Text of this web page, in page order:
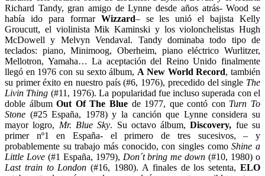
Richard Tandy, gran amigo de Lynne desde años atrás- Wood se
había ido para formarWizzard– se les unió el bajista Kelly
Groucutt, el violinista Mik Kaminski y los violonchelistas Hugh
McDowell y Melvyn Vendaval. Tandy dominaba todo tipo de
teclados: piano, Minimoog, Oberheim, piano eléctrico Wurlitzer,
Mellotron, Yamaha… La aceptación del Reino Unido finalmente
llegó en 1976 con su sexto álbum, A New World Record, también
su primer éxito en nuestro país (#6, 1976), precedido del single The
Livin Thing (#11, 1976). La popularidad fue incluso superada con el
doble álbumOut Of The Bluede 1977, que contó con Turn To
Stone (#25 España, 1978) y la canción que Lynne considera su
mayor logro, Mr. Blue Sky. Su octavo álbum,Discovery, fue su
primer nº1 en España- el primero de tres sucesivos, – y
probablemente su trabajo más conocido, con singles comoShine a
Little Love(#1 España, 1979), Don´t bring me down (#10, 1980) o
Last train to London (#16, 1980). A finales de los setenta,ELO